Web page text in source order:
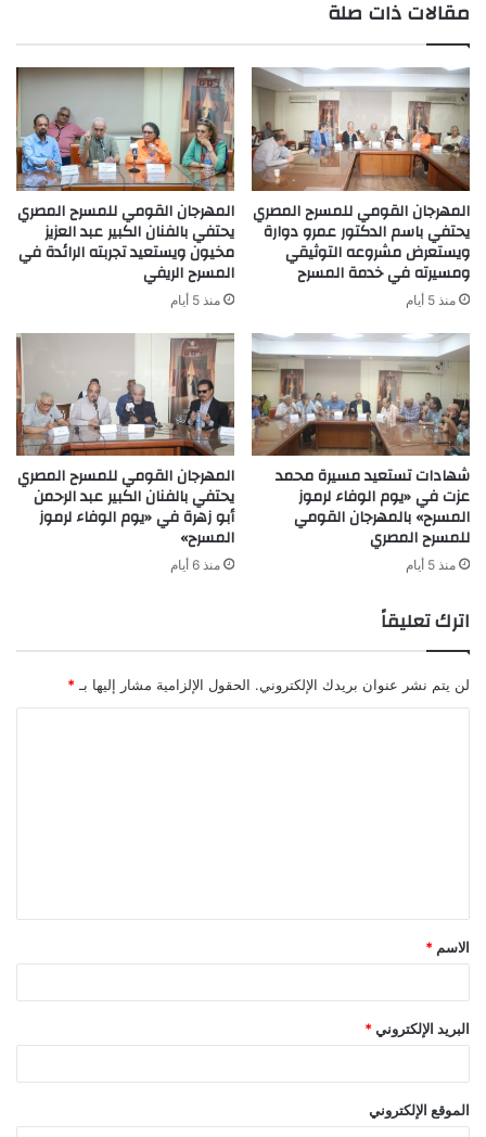
مقالات ذات صلة
المهرجان القومي للمسرح المصري
يحتفي باسم الدكتور عمرو دوارة
ويستعرض مشروعه التوثيقي
ومسيرته في خدمة المسرح
منذ 5 أيام
المهرجان القومي للمسرح المصري
يحتفي بالفنان الكبير عبد العزيز
مخيون ويستعيد تجربته الرائدة في
المسرح الريفي
منذ 5 أيام
شهادات تستعيد مسيرة محمد
عزت في «يوم الوفاء لرموز
المسرح» بالمهرجان القومي
للمسرح المصري
منذ 5 أيام
المهرجان القومي للمسرح المصري
يحتفي بالفنان الكبير عبد الرحمن
أبو زهرة في «يوم الوفاء لرموز
المسرح»
منذ 6 أيام
اترك تعليقاً
لن يتم نشر عنوان بريدك الإلكتروني. الحقول الإلزامية مشار إليها بـ *
ق
*
الاسم *
البريد الإلكتروني *
الموقع الإلكتروني